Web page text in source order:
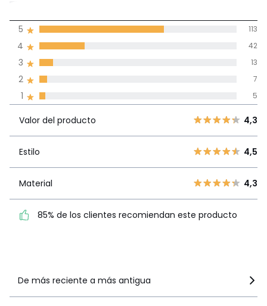
4,4
4
Valor del
4,5
4,3
recomiendan este producto
1 5
2 7
3 13
4 42
5 113
Valor del producto 4,3
Estilo 4,5
Material 4,3
85% de los clientes recomiendan este producto
De más reciente a más antigua